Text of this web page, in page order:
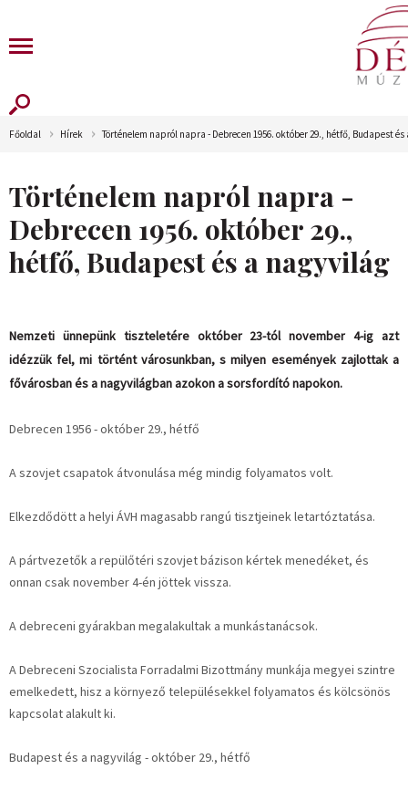
Főoldal Hírek Történelem napról napra - Debrecen 1956. október 29., hétfő, Budapest és
Történelem napról napra -
Debrecen 1956. október 29.,
hétfő, Budapest és a nagyvilág
Nemzeti ünnepünk tiszteletére október 23-tól november 4-ig azt
idézzük fel, mi történt városunkban, s milyen események zajlottak a
fővárosban és a nagyvilágban azokon a sorsfordító napokon.
Debrecen 1956 - október 29., hétfő
A szovjet csapatok átvonulása még mindig folyamatos volt.
Elkezdődött a helyi ÁVH magasabb rangú tisztjeinek letartóztatása.
A pártvezetők a repülőtéri szovjet bázison kértek menedéket, és
onnan csak november 4-én jöttek vissza.
A debreceni gyárakban megalakultak a munkástanácsok.
A Debreceni Szocialista Forradalmi Bizottmány munkája megyei szintre
emelkedett, hisz a környező településekkel folyamatos és kölcsönös
kapcsolat alakult ki.
Budapest és a nagyvilág - október 29., hétfő